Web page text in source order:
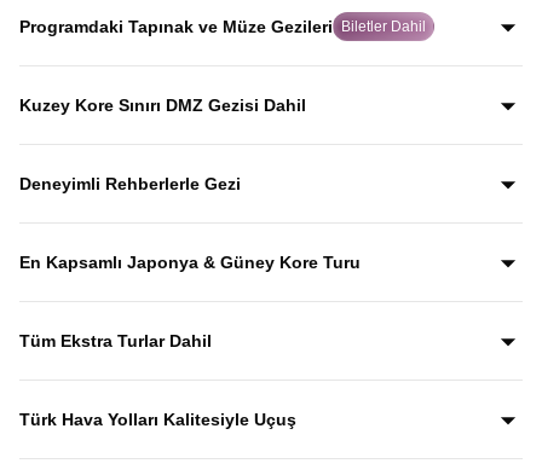
konaklayarak, Japon kültürünün kalbi olan bu tarihi şehri
acele etmeden keşfetme imkanı sunulur.
Programdaki Tapınak ve Müze Gezileri Biletler Dahil
Gyeongbokgung Sarayı, Kinkaku-ji, Todai-ji, Senso-ji ve
Kamakura Bambu Bahçesi gibi önemli kültürel durakların
Kuzey Kore Sınırı DMZ Gezisi Dahil
Güney Kore–Kuzey Kore arasındaki DMZ sınır hattına
yapılan özel gezi fiyata dahil olup, Kuzey Kore sınırını
Deneyimli Rehberlerle Gezi
Yıllardır bu tur rotasını birebir uygulayan ve deneyimleyen
rehberler eşliğinde gezerek; şehirleri sadece görmekle
En Kapsamlı Japonya & Güney Kore Turu
Japonya ve Güney Kore’nin en ikonik şehirlerini ve kültürel
duraklarını aceleye getirmeden, tek turda gezebileceğiniz
Tüm Ekstra Turlar Dahil
Yola çıktığınızda sürpriz ödemelerle karşılaşmazsınız.
Ekstra tur ücreti alınmaz; programda yer alan tüm geziler
Türk Hava Yolları Kalitesiyle Uçuş
Dünyanın en iyi havayollarından biri olan Türk Hava